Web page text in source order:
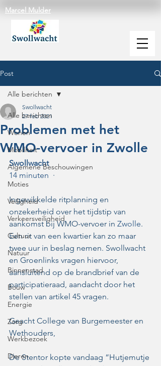
Marcel Mulder
Post
Alle berichten
Wonen
Mobiliteit
Algemene Beschouwingen
Moties
Veiligheid
Verkeersveiligheid
Cultuur
Natuur
Binnenstad
Bouw
Energie
Zorg
Werkbezoek
Dieren
Alle berichten
Problemen met het
WMO-vervoer in Zwolle
Swollwacht
27 feb 2021
Swollwacht
14 minuten
  ·
Ingewikkelde ritplanning en
onzekerheid over het tijdstip van
aankomst bij WMO-vervoer in Zwolle.
Een rit van een kwartier kan zo maar
twee uur in beslag nemen. Swollwacht
en Groenlinks vragen hiervoor,
aansluitend op de brandbrief van de
participatieraad, aandacht door het
stellen van artikel 45 vragen.
Geacht College van Burgemeester en
Wethouders,
De Stentor kopte vandaag “Hutjemutje